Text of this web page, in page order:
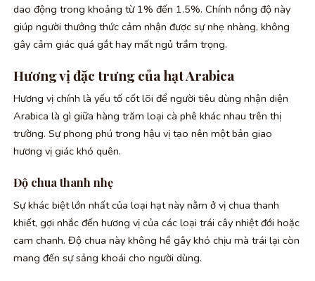
dao động trong khoảng từ 1% đến 1.5%. Chính nồng độ này
giúp người thưởng thức cảm nhận được sự nhẹ nhàng, không
gây cảm giác quá gắt hay mất ngủ trầm trọng.
Hương vị đặc trưng của hạt Arabica
Hương vị chính là yếu tố cốt lõi để người tiêu dùng nhận diện
Arabica là gì giữa hàng trăm loại cà phê khác nhau trên thị
trường. Sự phong phú trong hậu vị tạo nên một bản giao
hương vị giác khó quên.
Độ chua thanh nhẹ
Sự khác biệt lớn nhất của loại hạt này nằm ở vị chua thanh
khiết, gợi nhắc đến hương vị của các loại trái cây nhiệt đới hoặc
cam chanh. Độ chua này không hề gây khó chịu mà trái lại còn
mang đến sự sảng khoái cho người dùng.